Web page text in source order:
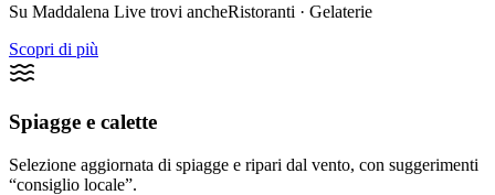
Su Maddalena Live trovi ancheRistoranti · Gelaterie
Scopri di più
Spiagge e calette
Selezione aggiornata di spiagge e ripari dal vento, con suggerimenti
“consiglio locale”.